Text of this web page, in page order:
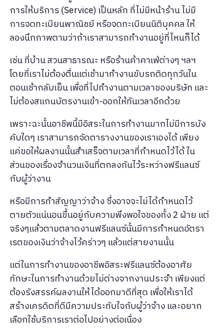
การให้บริการ (Service) เป็นหลัก ที่ไม่มีหน้าร้าน ไม่มี
การจดทะเบียนพาณิชย์ หรือจดทะเบียนนิติบุคคล ให้
ลองนึกภาพตามว่าถ้าเราสามารถทำงานอยู่ที่ไหนก็ได้
เช่น ที่บ้าน สวนสาธารณะ หรือร้านค้าคาเฟ่ต่างๆ ฯลฯ
โดยที่เราไม่ต้องตื่นแต่เช้ามาทำงานขับรถติดทุกวันใน
ตอนเช้ากลับเย็น เพื่อที่ไปทำงานตามเวลาของบริษัท และ
ไม่ต้องสแกนบัตรงานเข้า-ออกให้ทันเวลาอีกด้วย
เพราะฉะนั้นอาชีพนี้มีอิสระในการทำงานมากไม่มีการบัง
คับใดๆ เราสามารถจัดตารางงานของเราเองได้ เพียง
แค่ขอให้ผลงานนั้นสำเสร็จตามเวลาที่กำหนดไว้ได้ ใน
ส่วนของเรื่องจำนวนเงินที่ตกลงกันไว้ระหว่างฟรีแลนซ์
กับผู้ว่างาน
หรือมีการทำสัญญาว่าจ้าง ซึ่งอาจจะไม่ได้กำหนดไว้
ตายตัวแน่นอนขึ้นอยู่กับความพึงพอใจของทั้ง 2 ฝ่าย แต่
จริงๆแล้วตามตลาดงานฟรีแลนซ์นั้นมีการกำหนดอัตรา
เรตของเงินว่าจ้างไว้คร่าวๆ แล้วแต่สายงานนั้น
แต่ในการทำงานของอาชีพอิสระฟรีแลนซ์ต้องอาศัย
ทักษะในการทำงานด้วยไม่ต่างจากงานประจำ เพียงแต่
ต้องรังสรรค์ผลงานให้ได้ออกมาดีที่สุด เพื่อให้เราได้
สร้างเครดิตที่ดีมีความประทับใจกับผู้ว่าจ้าง และอยาก
เลือกใช้บริการเราต่อไปอย่างต่อเนื่อง